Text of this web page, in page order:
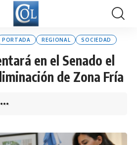
PORTADA REGIONAL SOCIEDAD
en el Senado el
de Zona Fría